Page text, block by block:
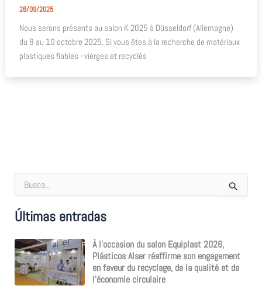
28/09/2025
Nous serons présents au salon K 2025 à Düsseldorf (Allemagne)
du 8 au 10 octobre 2025. Si vous êtes à la recherche de matériaux
plastiques fiables - vierges et recyclés
h
e
r
c
h
e
r
Últimas entradas
À l’occasion du salon Equiplast 2026,
Plásticos Alser réaffirme son engagement
en faveur du recyclage, de la qualité et de
l’économie circulaire